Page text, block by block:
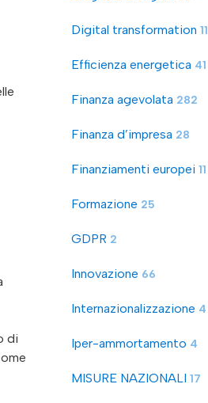
di
Digital transformation 11
Efficienza energetica 41
Finanza agevolata 282
Finanza d’impresa 28
Finanziamenti europei 11
Formazione 25
GDPR 2
Innovazione 66
Internazionalizzazione 4
Iper-ammortamento 4
MISURE NAZIONALI 17